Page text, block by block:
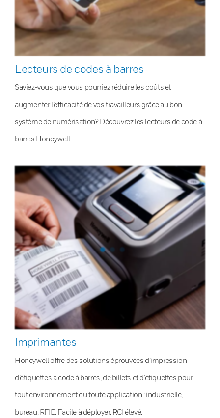
Lecteurs de codes à barres
Saviez-vous que vous pourriez réduire les coûts et
augmenter l’efficacité de vos travailleurs grâce au bon
système de numérisation? Découvrez les lecteurs de code à
barres Honeywell.
Imprimantes
Honeywell offre des solutions éprouvées d’impression
d’étiquettes à code à barres, de billets et d’étiquettes pour
tout environnement ou toute application : industrielle,
bureau, RFID. Facile à déployer. RCI élevé.